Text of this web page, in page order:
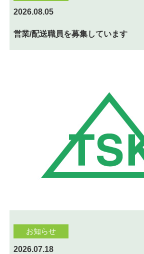
2026.08.05
営業/配送職員を募集しています
お知らせ
2026.07.18